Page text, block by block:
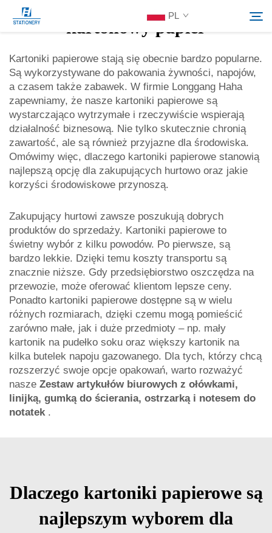
PL
Produkty
O Nas
Rozwiązania Indywidualne
Zasoby
Skontaktuj Się Z Nami
Szukaj
kartonowy papier
Kartoniki papierowe stają się obecnie bardzo popularne.
Są wykorzystywane do pakowania żywności, napojów,
a czasem także zabawek. W firmie Longgang Haha
zapewniamy, że nasze kartoniki papierowe są
wystarczająco wytrzymałe i rzeczywiście wspierają
działalność biznesową. Nie tylko skutecznie chronią
zawartość, ale są również przyjazne dla środowiska.
Omówimy więc, dlaczego kartoniki papierowe stanowią
najlepszą opcję dla zakupujących hurtowo oraz jakie
korzyści środowiskowe przynoszą.
Zakupujący hurtowi zawsze poszukują dobrych
produktów do sprzedaży. Kartoniki papierowe to
świetny wybór z kilku powodów. Po pierwsze, są
bardzo lekkie. Dzięki temu koszty transportu są
znacznie niższe. Gdy przedsiębiorstwo oszczędza na
przewozie, może oferować klientom lepsze ceny.
Ponadto kartoniki papierowe dostępne są w wielu
różnych rozmiarach, dzięki czemu mogą pomieścić
zarówno małe, jak i duże przedmioty – np. mały
kartonik na pudełko soku oraz większy kartonik na
kilka butelek napoju gazowanego. Dla tych, którzy chcą
rozszerzyć swoje opcje opakowań, warto rozważyć
nasze Zestaw artykułów biurowych z ołówkami,
linijką, gumką do ścierania, ostrzarką i notesem do
notatek .
Dlaczego kartoniki papierowe są
najlepszym wyborem dla